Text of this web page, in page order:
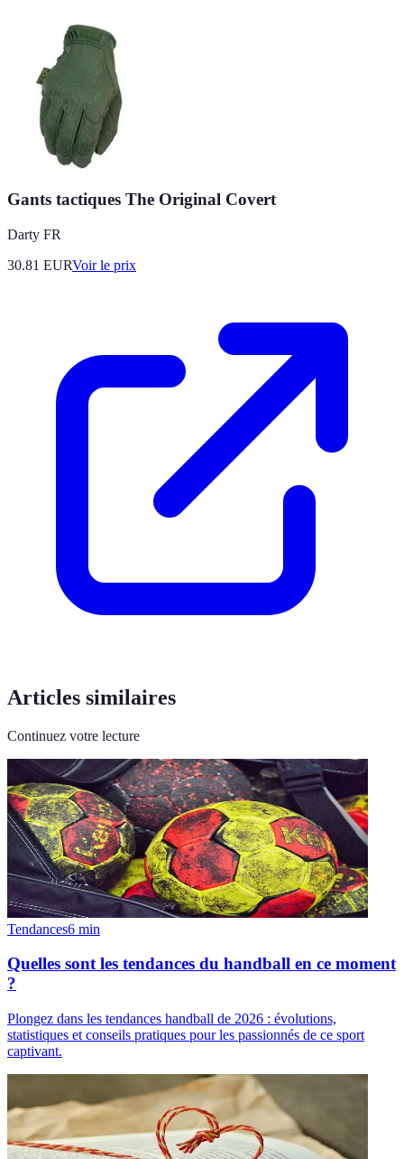
Gants tactiques The Original Covert
Darty FR
30.81 EURVoir le prix
Articles similaires
Continuez votre lecture
Tendances6 min
Quelles sont les tendances du handball en ce moment
?
Plongez dans les tendances handball de 2026 : évolutions,
statistiques et conseils pratiques pour les passionnés de ce sport
captivant.